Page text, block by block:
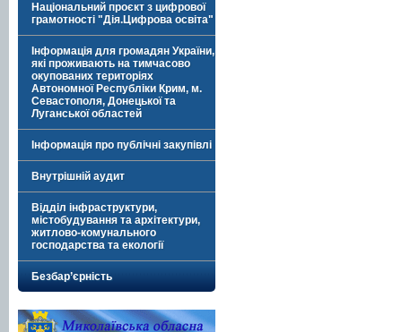
Національний проєкт з цифрової
грамотності "Дія.Цифрова освіта"
Інформація для громадян України,
які проживають на тимчасово
окупованих територіях
Автономної Республіки Крим, м.
Севастополя, Донецької та
Луганської областей
Інформація про публічні закупівлі
Внутрішній аудит
Відділ інфраструктури,
містобудування та архітектури,
житлово-комунального
господарства та екології
Безбар’єрність